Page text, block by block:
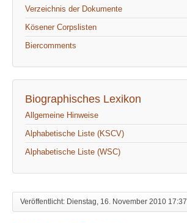
Verzeichnis der Dokumente
Kösener Corpslisten
Biercomments
Biographisches Lexikon
Allgemeine Hinweise
Alphabetische Liste (KSCV)
Alphabetische Liste (WSC)
Veröffentlicht: Dienstag, 16. November 2010 17:37